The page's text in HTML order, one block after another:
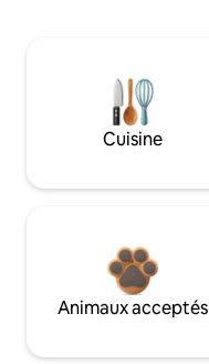
Cuisine
Animaux acceptés